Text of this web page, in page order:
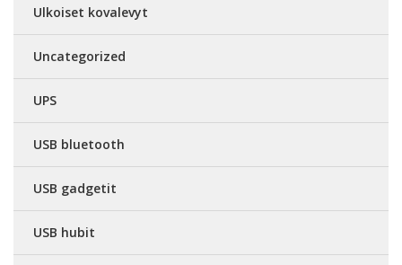
Ulkoiset kovalevyt
Uncategorized
UPS
USB bluetooth
USB gadgetit
USB hubit